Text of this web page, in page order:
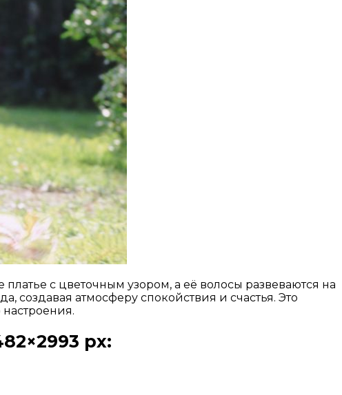
с цветочным узором, а её волосы развеваются на
создавая атмосферу спокойствия и счастья. Это
px: